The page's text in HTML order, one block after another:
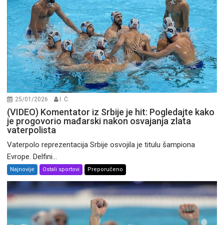
25/01/2026 I. Ć.
(VIDEO) Komentator iz Srbije je hit: Pogledajte kako
je progovorio mađarski nakon osvajanja zlata
vaterpolista
Vaterpolo reprezentacija Srbije osvojila je titulu šampiona
Evrope. Delfini...
Najnovije Ostali sportovi Preporučeno